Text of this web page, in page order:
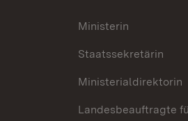
Ministerin
Staatssekretärin
Ministerialdirektorin
Landesbeauftragte